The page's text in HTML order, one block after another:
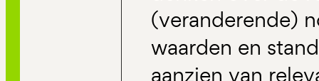
(veranderende)
waarden en
aanzien van